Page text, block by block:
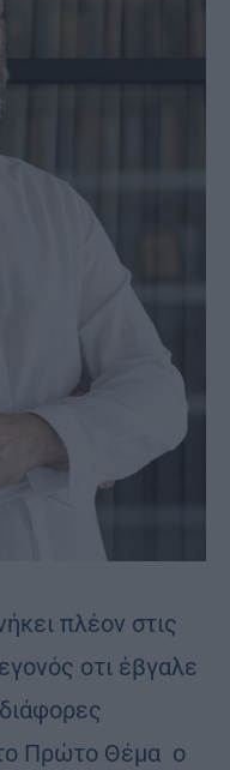
πλέον στις
οτι έβγαλε
Πρώτο Θέμα ο